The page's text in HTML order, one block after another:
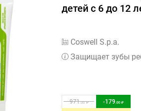
детей с 6 до 12
Coswell S.p.a.
Защищает зубы
971.00 -179.00